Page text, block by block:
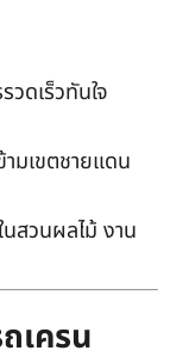
วดเร็วทันใจ
มเขตชายแดน
สวนผลไม้ งาน
เครน